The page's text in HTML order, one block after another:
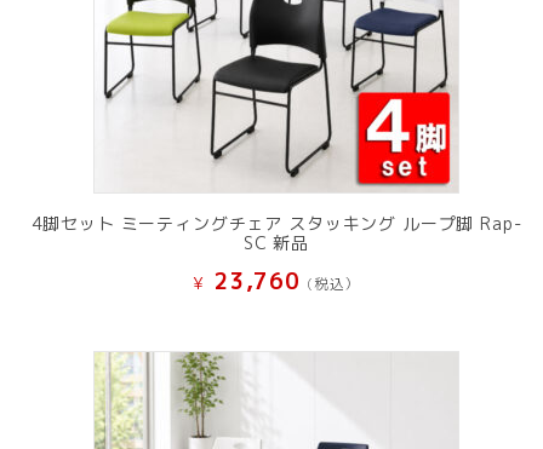
4脚セット ミーティングチェア スタッキング ループ脚 Rap-
SC 新品
¥ 23,760 (税込）